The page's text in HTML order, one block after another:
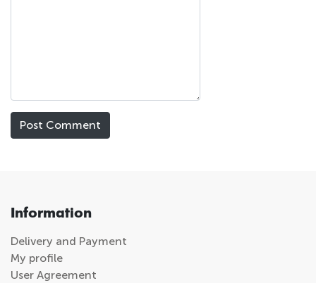
Information
Delivery and Payment
My profile
User Agreement